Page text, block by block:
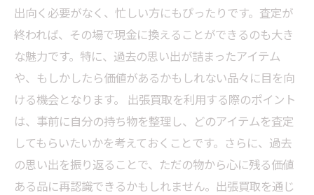
出向く必要がなく、忙しい方にもぴったりです。査定が
終われば、その場で現金に換えることができるのも大き
な魅力です。特に、過去の思い出が詰まったアイテム
や、もしかしたら価値があるかもしれない品々に目を向
ける機会となります。 出張買取を利用する際のポイント
は、事前に自分の持ち物を整理し、どのアイテムを査定
してもらいたいかを考えておくことです。さらに、過去
の思い出を振り返ることで、ただの物から心に残る価値
ある品に再認識できるかもしれません。出張買取を通じ